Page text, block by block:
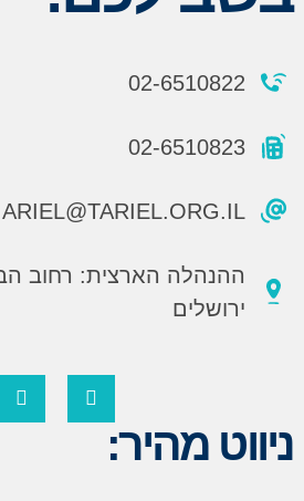
02-6510822
02-6510823
ARIEL@TARIEL.ORG.IL
ירושלים
ניווט מהיר: